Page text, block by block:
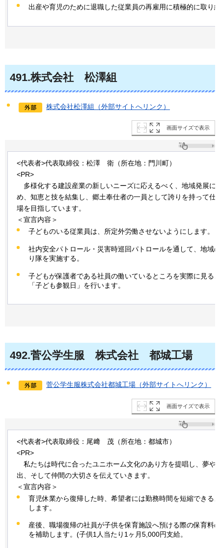
出産や育児のために退職した従業員の再雇用に積極的に取り
491.株式会社 松澤組
株式会社松澤組（外部サイトへリンク）
画面サイズで表示
<代表者>代表取締役：松澤 衛 （所在地：門川町）
<PR>
多様化する建設産業の新しいニーズに応えるべく、地域発展に
め、知恵と技を結集し、郷土奉仕者の一員として誇りを持って仕
場を目指しています。
＜宣言内容＞
子どものいる従業員は、所定外労働させないようにします。
社内安全パトロール・災害時巡回パトロールを通して、地域
り隊を実施する。
子どもが保護者である社員の働いているところを実際に見る
「子ども参観日」を行います。
492.菅公学生服 株式会社 都城工場
菅公学生服株式会社都城工場（外部サイトへリンク）
画面サイズで表示
<代表者>代表取締役：尾﨑 茂 （所在地：都城市）
<PR>
私たちは時代に合ったユニホーム文化のあり方を提唱し、夢や
出、そして仲間の大切さを伝えていきます。
＜宣言内容＞
育児休業から復帰した時、希望者には勤務時間を短縮できる
します。
産後、職場復帰の社員が子供を保育施設へ預ける際の保育料
を補助します。(子供1人当たり1ヶ月5,000円支給。